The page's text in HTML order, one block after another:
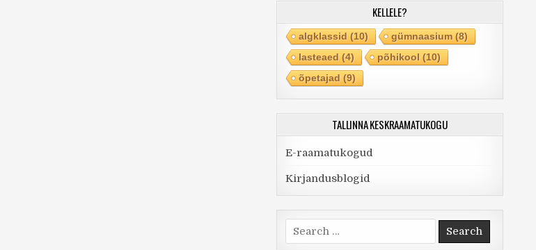
KELLELE?
algklassid(10) gümnaasium(8)
lasteaed(4) põhikool(10)
õpetajad(9)
TALLINNA KESKRAAMATUKOGU
E-raamatukogud
Kirjandusblogid
Search
for: